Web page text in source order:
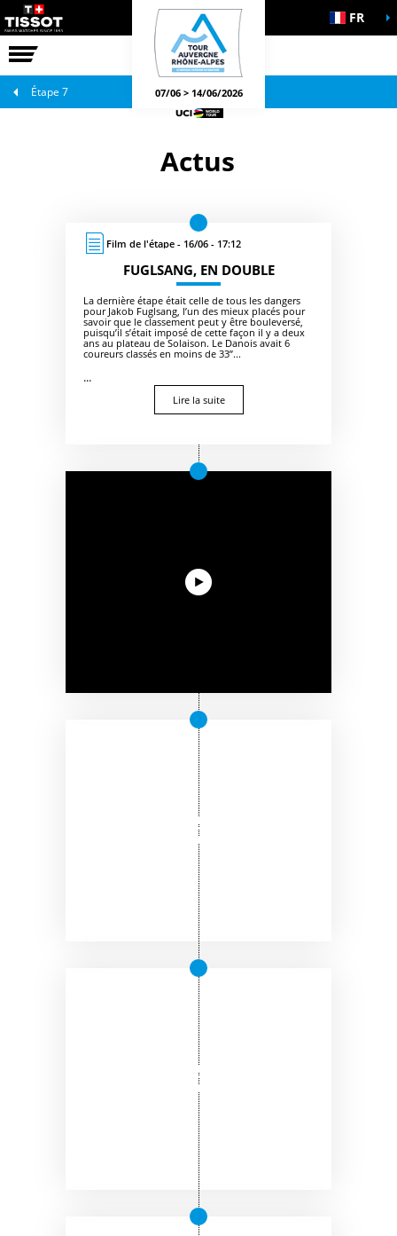
COURSE
OFFICIELS FR
07/06 > 14/06/2026
Étape 7
Actus
Film de l'étape - 16/06 - 17:12
FUGLSANG, EN DOUBLE
La dernière étape était celle de tous les dangers
pour Jakob Fuglsang, l’un des mieux placés pour
savoir que le classement peut y être bouleversé,
puisqu’il s’était imposé de cette façon il y a deux
ans au plateau de Solaison. Le Danois avait 6
coureurs classés en moins de 33’’...
...
Lire la suite